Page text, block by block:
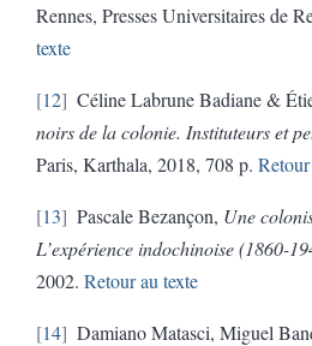
Rennes, Presses Universitaires de
texte
12 Céline Labrune Badiane &
noirs de la colonie. Instituteurs et
Paris, Karthala, 2018, 708 p.
13 Pascale Bezançon, Une
L’expérience indochinoise (1860-
2002. Retour au texte
14
Damiano Matasci, Miguel